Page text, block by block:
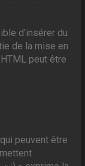
d’insérer du
de la mise en
peut être
peuvent être